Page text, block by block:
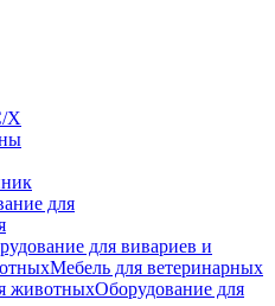
Х
для
для вивариев и
Мебель для ветеринарных
животныхОборудование для